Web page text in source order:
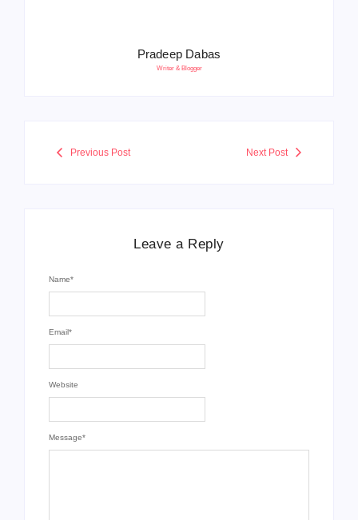
Pradeep Dabas
Writer & Blogger
Previous Post Next Post
Leave a Reply
Message*
Name*
Email*
Website